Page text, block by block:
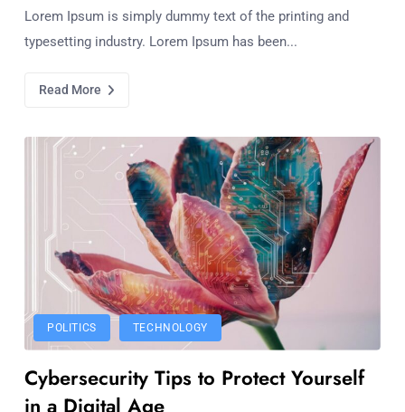
Lorem Ipsum is simply dummy text of the printing and
typesetting industry. Lorem Ipsum has been...
Read More
POLITICS TECHNOLOGY
Cybersecurity Tips to Protect Yourself
in a Digital Age